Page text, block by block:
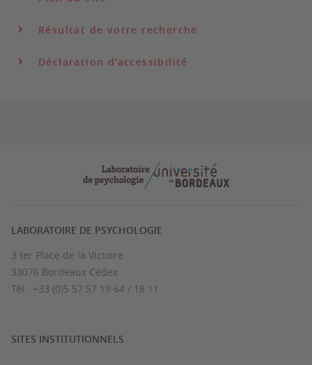
Résultat de votre recherche
Déclaration d'accessibilité
LABORATOIRE DE PSYCHOLOGIE
3 ter Place de la Victoire
33076 Bordeaux Cédex
Tél : +33 (0)5 57 57 19 64 / 18 11
SITES INSTITUTIONNELS